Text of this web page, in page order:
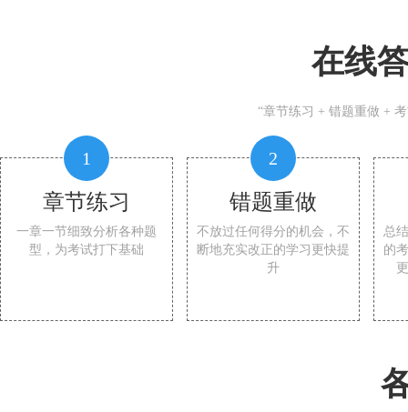
在线
“章节练习 + 错题重做 +
1
章节练习
一章一节细致分析各种题
型，为考试打下基础
2
错题重做
不放过任何得分的机会，不
断地充实改正的学习更快提
升
总
的